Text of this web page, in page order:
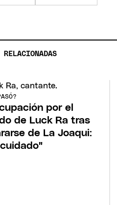
RELACIONADAS
por el
de Luck Ra tras
de La Joaqui: